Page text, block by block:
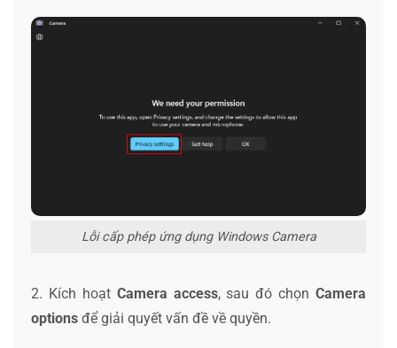
Lỗi cấp phép ứng dụng Windows Camera
2. Kích hoạt Camera access, sau đó chọn Camera
options để giải quyết vấn đề về quyền.